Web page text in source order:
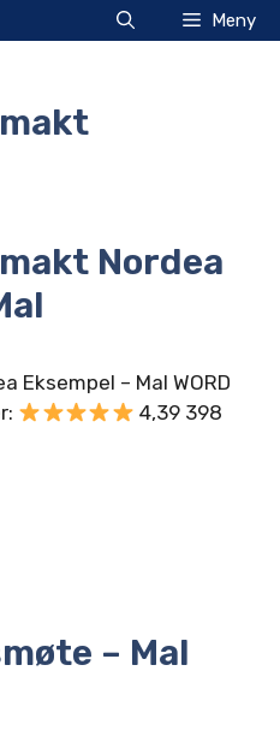
Meny
Nordea
Eksempel – Mal WORD
4,39 398
– Mal